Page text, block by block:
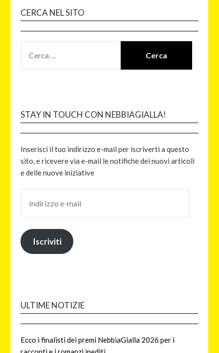
CERCA NEL SITO
STAY IN TOUCH CON NEBBIAGIALLA!
Inserisci il tuo indirizzo e-mail per iscriverti a questo
sito, e ricevere via e-mail le notifiche dei nuovi articoli
e delle nuove iniziative
Iscriviti
ULTIME NOTIZIE
Ecco i finalisti dei premi NebbiaGialla 2026 per i